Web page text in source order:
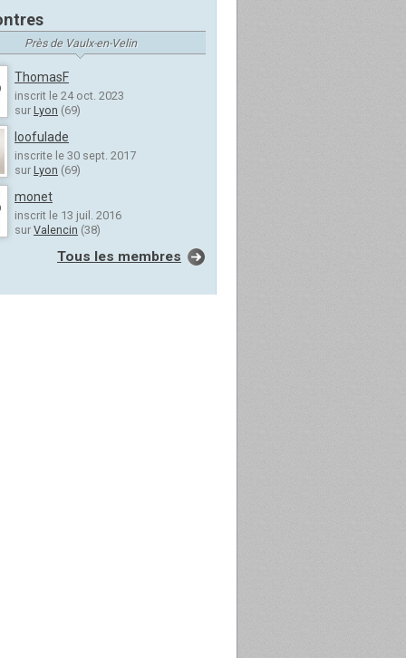
Près de Vaulx-en-Velin
ThomasF
inscrit le 24 oct. 2023
sur Lyon (69)
loofulade
inscrite le 30 sept. 2017
sur Lyon (69)
monet
inscrit le 13 juil. 2016
sur Valencin (38)
Tous les membres